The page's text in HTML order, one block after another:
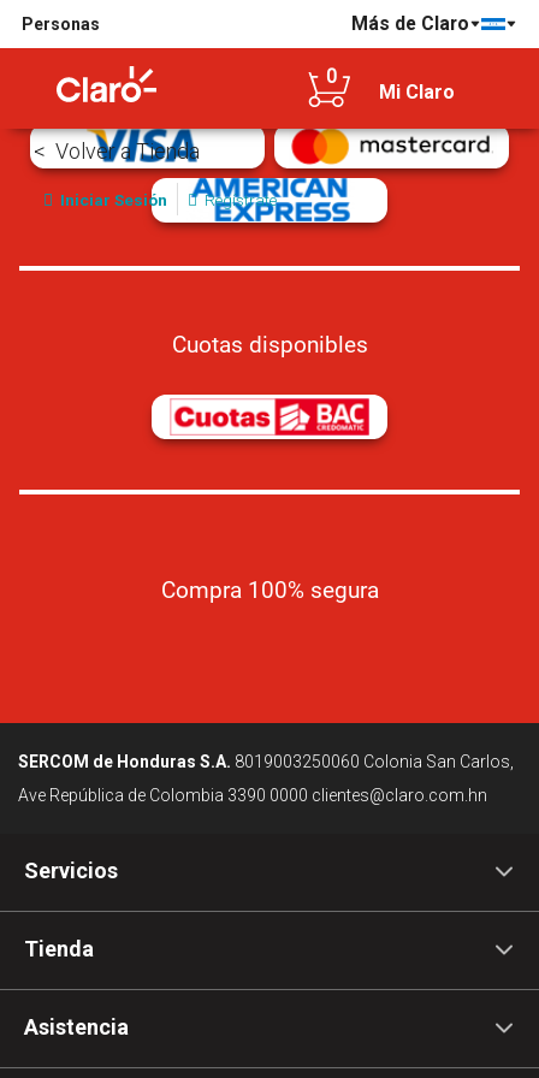
Personas Más de Claro
0
Mi Claro
Volver a Tienda
Iniciar Sesión Regístrate
Tarjetas de crédito/débito aceptadas
Cuotas disponibles
Compra 100% segura
SERCOM de Honduras S.A. 8019003250060 Colonia San Carlos,
Ave República de Colombia 3390 0000 clientes@claro.com.hn
Servicios
Tienda
Asistencia